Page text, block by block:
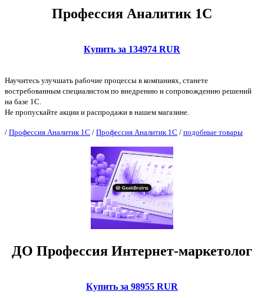
Профессия Аналитик 1С
Купить за 134974 RUR
Научитесь улучшать рабочие процессы в компаниях, станете
востребованным специалистом по внедрению и сопровождению решений
на базе 1С.
Не пропускайте акции и распродажи в нашем магазине.
/ Профессия Аналитик 1С / Профессия Аналитик 1С / подобные товары
ДО Профессия Интернет-маркетолог
Купить за 98955 RUR